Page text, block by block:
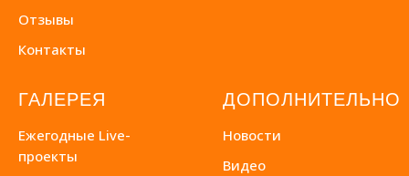
Отзывы
Контакты
ГАЛЕРЕЯ
Ежегодные Live-
проекты
ДОПОЛНИТЕЛЬНО
Новости
Видео